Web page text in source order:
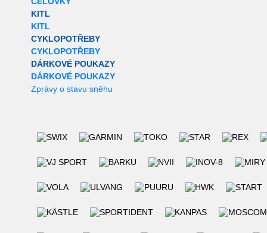
KITL
KITL
CYKLOPOTŘEBY
CYKLOPOTŘEBY
DÁRKOVÉ POUKAZY
DÁRKOVÉ POUKAZY
Zprávy o stavu sněhu